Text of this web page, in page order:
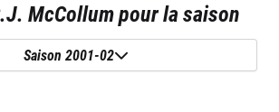
McCollumpour la saison
Saison 2001-02